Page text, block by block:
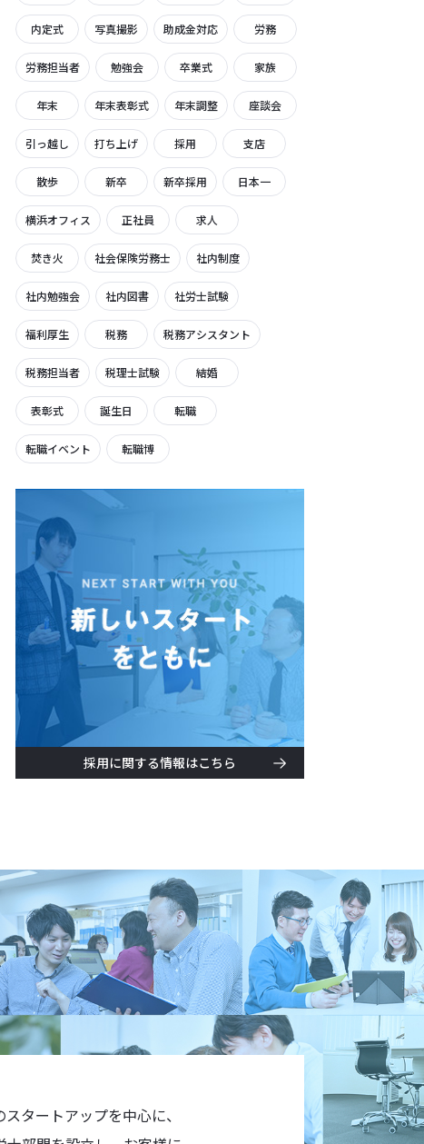
内定式 写真撮影 助成金対応 労務
労務担当者 勉強会 卒業式 家族
年末 年末表彰式 年末調整 座談会
引っ越し 打ち上げ 採用 支店
散歩 新卒 新卒採用 日本一
横浜オフィス 正社員 求人
焚き火 社会保険労務士 社内制度
社内勉強会 社内図書 社労士試験
福利厚生 税務 税務アシスタント
税務担当者 税理士試験 結婚
表彰式 誕生日 転職
転職イベント 転職博
採用に関する情報はこちら
タートアップを中心に、